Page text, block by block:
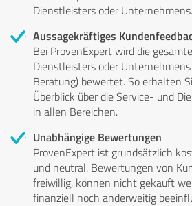
Dienstleisters oder Unternehmens.
Aussagekräftiges
Bei ProvenExpert wird die
Dienstleisters oder Unternehmens
Beratung) bewertet. So erhalten
Überblick über die Service- und
in allen Bereichen.
Unabhängige Bewertungen
ProvenExpert ist grundsätzlich
und neutral. Bewertungen von
freiwillig, können nicht gekauft
finanziell noch anderweitig